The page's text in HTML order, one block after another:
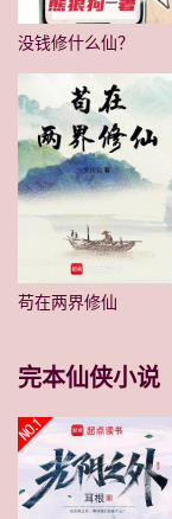
没钱修什么仙？
苟在两界修仙
完本仙侠小说